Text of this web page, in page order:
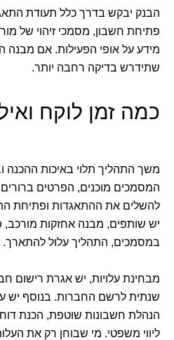
הבנק יבקש בדרך כלל תעודת
פתיחת חשבון, מסמכי זיהוי של
מידע על אופי הפעילות. אם מבנה
שתידרש בדיקה רחבה יותר.
כמה זמן לוקח
משך התהליך תלוי באיכות
המסמכים מוכנים, הפרטים
להשלים את ההתאגדות ופתיחת
יש שותפים, מבנה אחזקות מורכב,
במסמכים, התהליך עלול להתארך.
מבחינת עלויות, יש אגרת רישום
שנתית לרשם החברות. בנוסף יש
הנהלת חשבונות שוטפת, הכנת
ליווי משפטי. מי שבוחן רק את